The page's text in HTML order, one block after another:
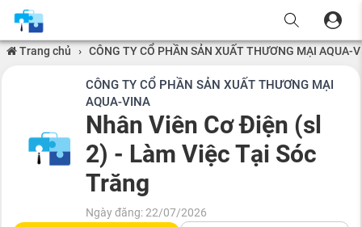
Trang chủ › CÔNG TY CỔ PHẦN SẢN XUẤT THƯƠNG MẠI AQUA-
CÔNG TY CỔ PHẦN SẢN XUẤT THƯƠNG MẠI
AQUA-VINA
Nhân Viên Cơ Điện (sl
2) - Làm Việc Tại Sóc
Trăng
Ngày đăng: 22/07/2026